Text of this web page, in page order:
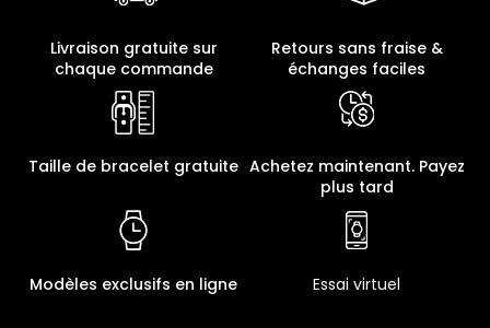
Livraison gratuite sur
chaque commande
Retours sans fraise &
échanges faciles
Taille de bracelet gratuite Achetez maintenant. Payez
plus tard
Modèles exclusifs en ligne Essai virtuel